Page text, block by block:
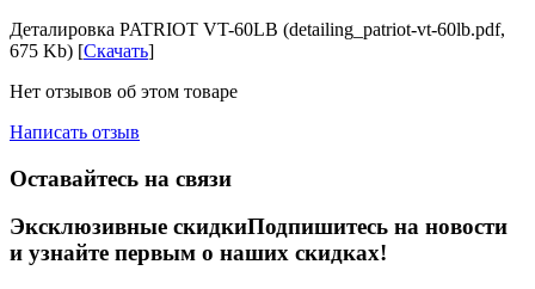
Деталировка PATRIOT VT-60LB (detailing_patriot-vt-60lb.pdf,
675 Kb) [Скачать]
Нет отзывов об этом товаре
Написать отзыв
Оставайтесь на связи
Эксклюзивные скидкиПодпишитесь на новости
и узнайте первым о наших скидках!